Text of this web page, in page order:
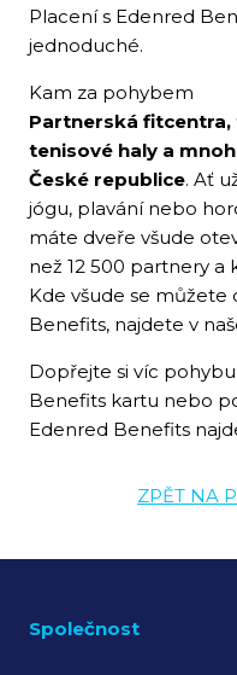
Placení s Edenred
jednoduché.
Kam za pohybem
Partnerská
tenisové haly a
České republice. Ať
jógu, plavání nebo
máte dveře všude
než 12 500 partnery a
Kde všude se můžete
Benefits, najdete v
Dopřejte si víc
Benefits kartu nebo
Edenred Benefits
ZPĚT NA
Společnost